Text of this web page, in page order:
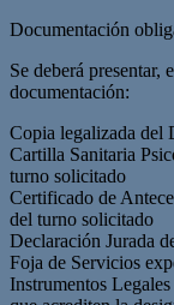
Documentación
Se deberá presentar,
documentación:
Copia legalizada del
Cartilla Sanitaria
turno solicitado
Certificado de
del turno solicitado
Declaración Jurada
Foja de Servicios
Instrumentos